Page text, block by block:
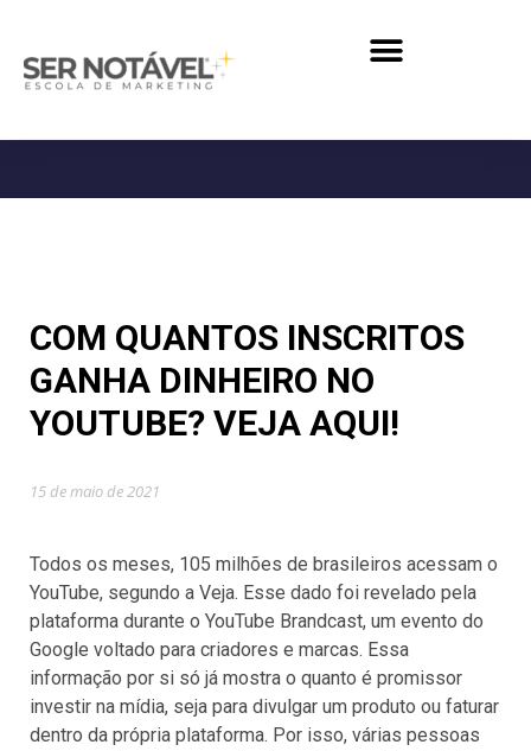
COM QUANTOS INSCRITOS
GANHA DINHEIRO NO
YOUTUBE? VEJA AQUI!
15 de maio de 2021
Todos os meses, 105 milhões de brasileiros acessam o
YouTube, segundo a Veja. Esse dado foi revelado pela
plataforma durante o YouTube Brandcast, um evento do
Google voltado para criadores e marcas. Essa
informação por si só já mostra o quanto é promissor
investir na mídia, seja para divulgar um produto ou faturar
dentro da própria plataforma. Por isso, várias pessoas